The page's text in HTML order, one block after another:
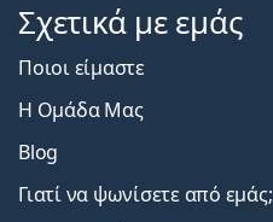
Σχετικά με εμάς
Ποιοι είμαστε
Η Ομάδα Μας
Blog
Γιατί να ψωνίσετε από εμάς;